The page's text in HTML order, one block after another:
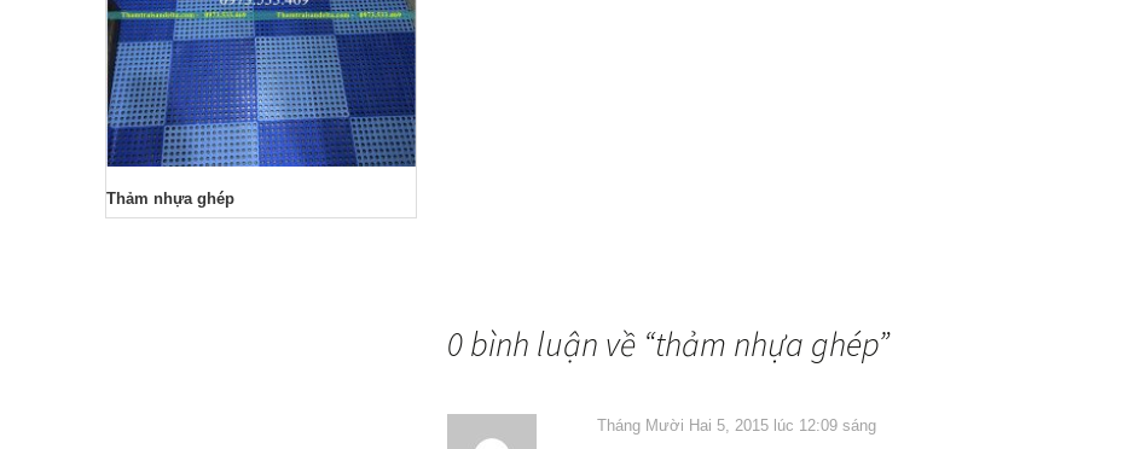
Phào
Thảm nhựa ghép
0 bình luận về “thảm nhựa ghép”
Tháng Mười Hai 5, 2015 lúc 12:09 sáng